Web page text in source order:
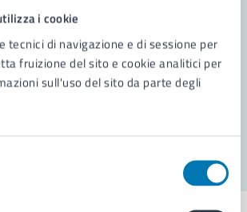
i cookie
tecnici di navigazione e di sessione per
fruizione del sito e cookie analitici per
sull'uso del sito da parte degli